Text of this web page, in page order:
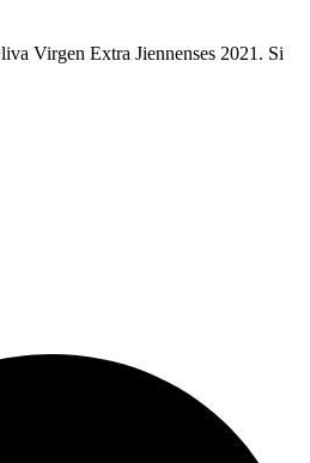
Virgen Extra Jiennenses 2021. Si